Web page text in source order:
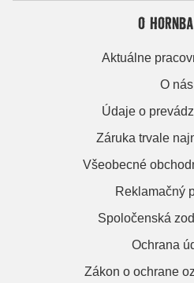
O
Aktuálne
O nás
Údaje o
Záruka trvale
Všeobecné
Reklamačný
Spoločenská
Ochrana
Zákon o ochrane